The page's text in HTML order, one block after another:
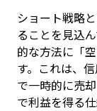
ショート戦略
ることを見込
的な方法に「
す。これは、
で一時的に売
で利益を得る仕